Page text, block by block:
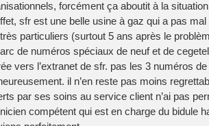
forcément ça aboutit à la
sfr est une belle usine à gaz qui a pas
particuliers (surtout 5 ans après le
de numéros spéciaux de neuf et de
vers l’extranet de sfr. pas les 3 numéros
il n’en reste pas moins
par ses soins au service client n’ai pas
compétent qui est en charge du bidule